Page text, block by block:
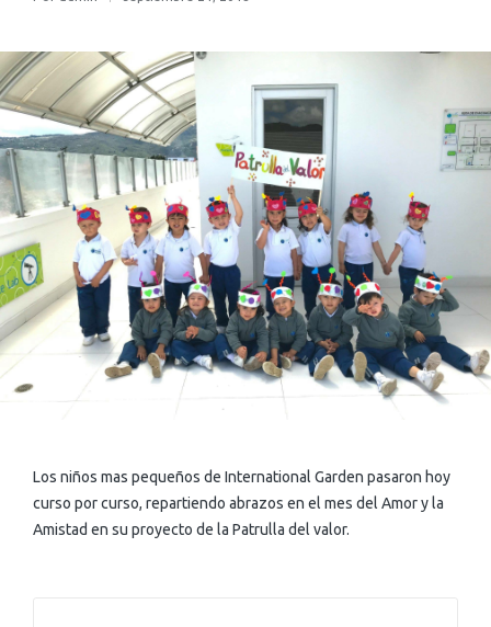
Los niños mas pequeños de International Garden pasaron hoy
curso por curso, repartiendo abrazos en el mes del Amor y la
Amistad en su proyecto de la Patrulla del valor.